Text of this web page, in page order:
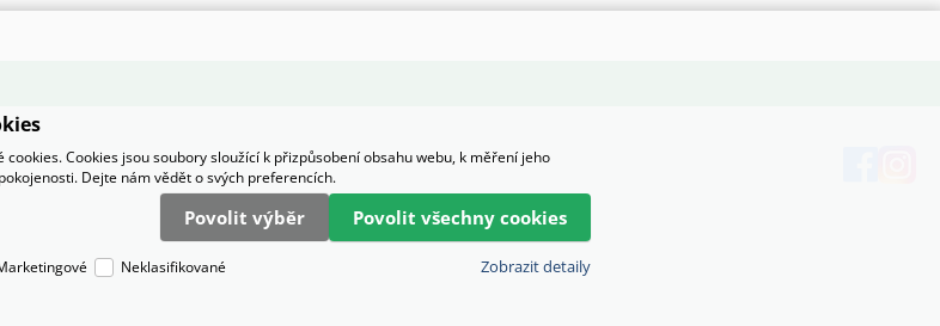
Cookies jsou soubory sloužící k přizpůsobení obsahu webu, k měření jeho
Dejte nám vědět o svých preferencích.
Povolit výběr Povolit všechny cookies
Neklasifikované Zobrazit detaily